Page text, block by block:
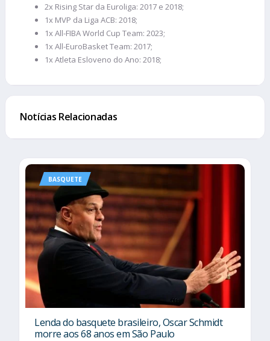
2x Rising Star da Euroliga: 2017 e 2018;
1x MVP da Liga ACB: 2018;
1x All-FIBA World Cup Team: 2023;
1x All-EuroBasket Team: 2017;
1x Atleta Esloveno do Ano: 2018;
Notícias Relacionadas
BASQUETE
Lenda do basquete brasileiro, Oscar Schmidt
morre aos 68 anos em São Paulo